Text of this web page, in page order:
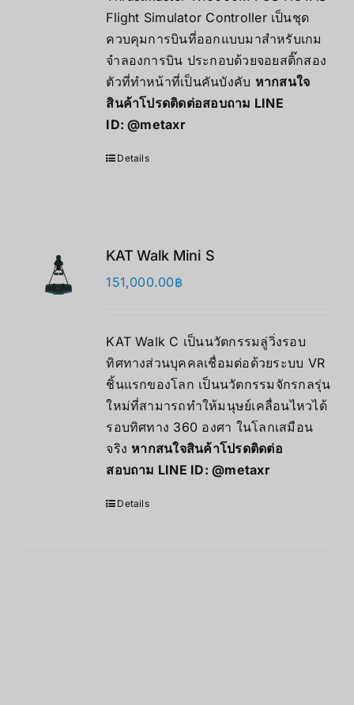
Flight Simulator Controller เป็นชุด
ควบคุมการบินที่ออกแบบมาสำหรับเกม
จำลองการบิน ประกอบด้วยจอยสติ๊กสอง
ตัวที่ทำหน้าที่เป็นคันบังคับ หากสนใจ
สินค้าโปรดติดต่อสอบถาม LINE
ID:@metaxr
Details
KAT Walk Mini S
151,000.00฿
KAT Walk C เป็นนวัตกรรมลู่วิ่งรอบ
ทิศทางส่วนบุคคลเชื่อมต่อด้วยระบบ VR
ชิ้นแรกของโลก เป็นนวัตกรรมจักรกลรุ่น
ใหม่ที่สามารถทำให้มนุษย์เคลื่อนไหวได้
รอบทิศทาง 360 องศา ในโลกเสมือน
จริง หากสนใจสินค้าโปรดติดต่อ
สอบถาม LINE ID:@metaxr
Details